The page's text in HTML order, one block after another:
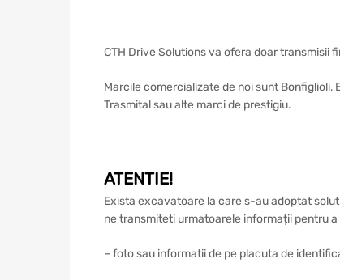
CTH Drive Solutions va ofera doar transmisii
Marcile comercializate de noi sunt Bonfiglioli,
Trasmital sau alte marci de prestigiu.
ATENTIE!
Exista excavatoare la care s-au adoptat
ne transmiteti urmatoarele informații pentru
– foto sau informatii de pe placuta de